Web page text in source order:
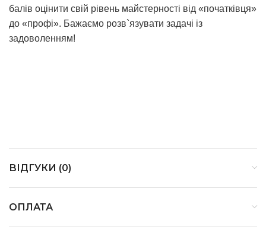
балів оцінити свій рівень майстерності від «початківця»
до «профі». Бажаємо розв`язувати задачі із
задоволенням!
ВІДГУКИ (0)
ОПЛАТА